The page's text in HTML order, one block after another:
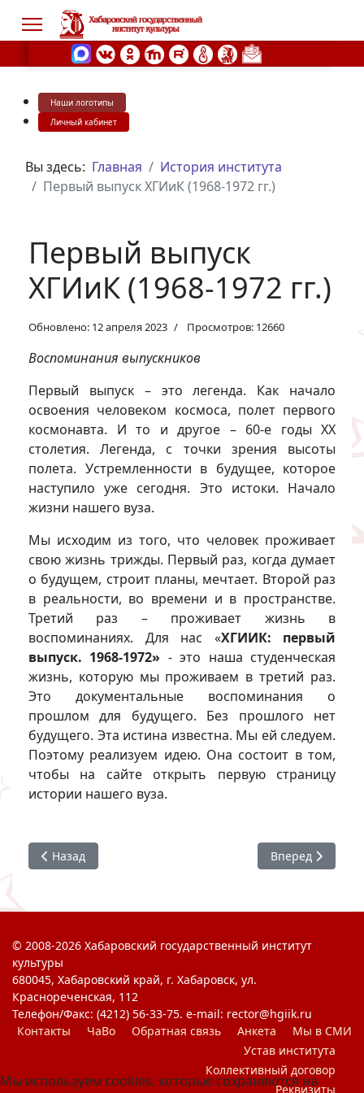
Наши логотипы
Личный кабинет
Вы здесь: Главная
История института
Первый выпуск ХГИиК (1968-1972 гг.)
Первый выпуск
ХГИиК (1968-1972 гг.)
Обновлено: 12 апреля 2023 Просмотров: 12660
Воспоминания выпускников
Первый выпуск – это легенда. Как начало
освоения человеком космоса, полет первого
космонавта. И то и другое – 60-е годы XX
столетия. Легенда, с точки зрения высоты
полета. Устремленности в будущее, которое
наступило уже сегодня. Это истоки. Начало
жизни нашего вуза.
Мы исходим из того, что человек проживает
свою жизнь трижды. Первый раз, когда думает
о будущем, строит планы, мечтает. Второй раз
в реальности, во времени и в пространстве.
Третий раз – проживает жизнь в
воспоминаниях. Для нас «ХГИИК: первый
выпуск. 1968-1972» - это наша студенческая
жизнь, которую мы проживаем в третий раз.
Это документальные воспоминания о
прошлом для будущего. Без прошлого нет
будущего. Эта истина известна. Мы ей следуем.
Поэтому реализуем идею. Она состоит в том,
чтобы на сайте открыть первую страницу
истории нашего вуза.
Предыдущий: ХГИК сегодня
Назад Следующий:
Вперед
© 2008-2026 Хабаровский государственный институт
культуры
680045, Хабаровский край, г. Хабаровск, ул.
Краснореченская, 112
Телефон/Факс: (4212) 56-33-75. e-mail: rector@hgiik.ru
Контакты
ЧаВо Обратная связь Анкета
Мы в СМИ
Устав института
Коллективный договор
Реквизиты
Мы используем cookies, которые сохраняются на